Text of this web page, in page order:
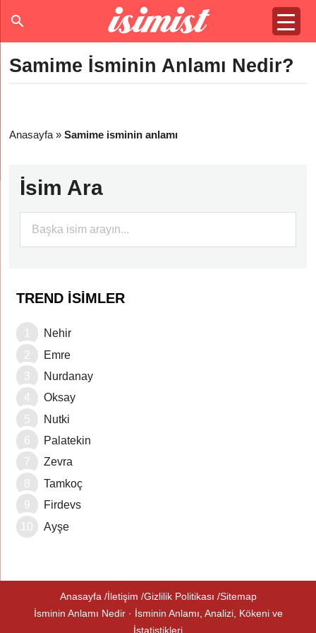
Samime İsminin Anlamı Nedir?
Anasayfa »Samime isminin anlamı
İsim Ara
TREND İSIMLER
Nehir
Emre
Nurdanay
Oksay
Nutki
Palatekin
Zevra
Tamkoç
Firdevs
Ayşe
Anasayfa İletişim Gizlilik Politikası Sitemap
İsminin Anlamı Nedir · İsminin Anlamı, Analizi, Kökeni ve
İstatistikleri